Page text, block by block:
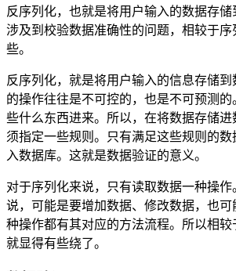
反序列化，也就是将用户输入的数据存
涉及到校验数据准确性的问题，相较于
些。
反序列化，就是将用户输入的信息存储
的操作往往是不可控的，也是不可预测的
些什么东西进来。所以，在将数据存储
须指定一些规则。只有满足这些规则的
入数据库。这就是数据验证的意义。
对于序列化来说，只有读取数据一种操
说，可能是要增加数据、修改数据，也
种操作都有其对应的方法流程。所以相
就显得有些绕了。